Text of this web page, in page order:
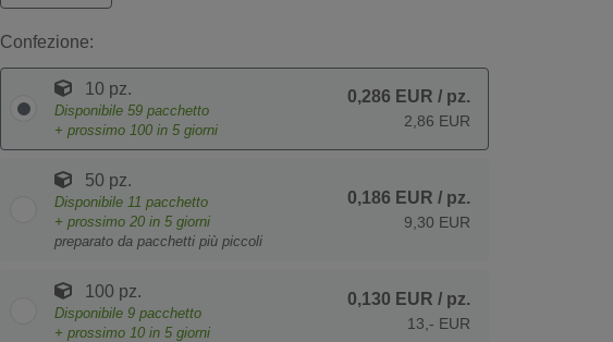
Confezione:
10 pz.
Disponibile 59 pacchetto
+ prossimo 100 in 5 giorni
0,286 EUR / pz.
2,86 EUR
50 pz.
Disponibile 11 pacchetto
+ prossimo 20 in 5 giorni
preparato da pacchetti più piccoli
0,186 EUR / pz.
9,30 EUR
100 pz.
Disponibile 9 pacchetto
+ prossimo 10 in 5 giorni
0,130 EUR / pz.
13,- EUR